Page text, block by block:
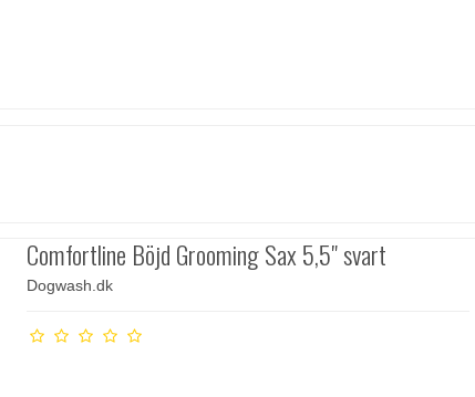
Comfortline Böjd Grooming Sax 5,5" svart
Dogwash.dk